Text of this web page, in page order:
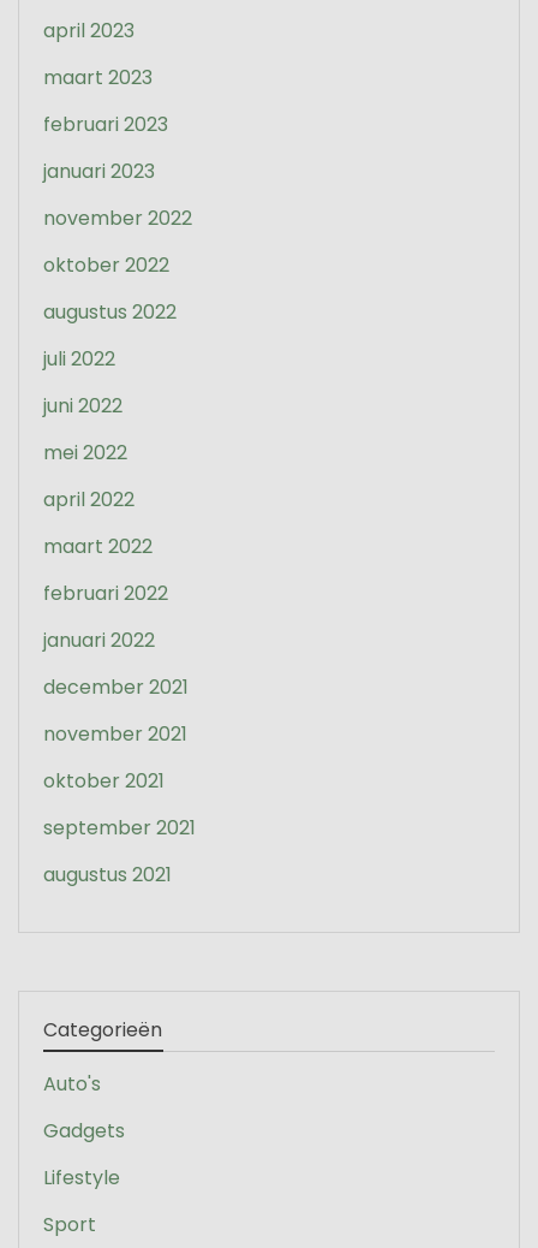
april 2023
maart 2023
februari 2023
januari 2023
november 2022
oktober 2022
augustus 2022
juli 2022
juni 2022
mei 2022
april 2022
maart 2022
februari 2022
januari 2022
december 2021
november 2021
oktober 2021
september 2021
augustus 2021
Categorieën
Auto's
Gadgets
Lifestyle
Sport